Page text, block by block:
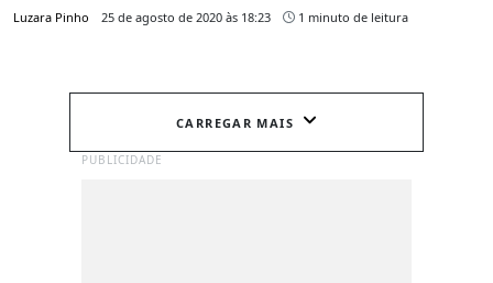
Luzara Pinho 25 de agosto de 2020 às 18:23 1 minuto de leitura
CARREGAR MAIS
PUBLICIDADE